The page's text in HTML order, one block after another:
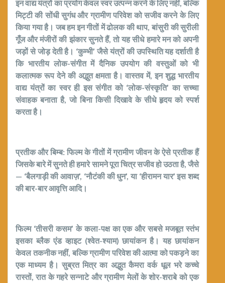
इन वाद्य यंत्रों का प्रयोग केवल स्वर उत्पन्न करने के लिए नहीं, बल्कि
मिट्टी की सोंधी सुगंध और ग्रामीण परिवेश को सजीव करने के लिए
किया गया है। जब हम इन गीतों में ढोलक की थाप, बांसुरी की सुरीली
गूँज और मंजीरों की झंकार सुनते हैं, तो यह सीधे हमारे मन को अपनी
जड़ों से जोड़ देती है। ‘कुम्भी’ जैसे यंत्रों की उपस्थिति यह दर्शाती है
कि भारतीय लोक-संगीत में दैनिक उपयोग की वस्तुओं को भी
कलात्मक रूप देने की अद्भुत क्षमता है। वास्तव में, इन शुद्ध भारतीय
वाद्य यंत्रों का स्वर ही इस संगीत को ‘लोक-संस्कृति’ का सच्चा
संवाहक बनाता है, जो बिना किसी दिखावे के सीधे हृदय को स्पर्श
करता है।
प्रतीक और बिम्ब: फिल्म के गीतों में ग्रामीण जीवन के ऐसे प्रतीक हैं
जिसके बारे में सुनते ही हमारे सामने पूरा चित्र सजीव हो उठता है, जैसे
— ‘बैलगाड़ी की आवाज़’, ‘नौटंकी की धुन’, या ‘हीरामन यार’ इस शब्द
की बार-बार आवृत्ति आदि।
फिल्म ‘तीसरी कसम’ के कला-पक्ष का एक और सबसे मजबूत स्तंभ
इसका ब्लैक एंड व्हाइट (श्वेत-श्याम) छायांकन है। यह छायांकन
केवल तकनीक नहीं, बल्कि ग्रामीण परिवेश की आत्मा को पकड़ने का
एक माध्यम है। सुब्रत मित्र का अद्भुत कैमरा वर्क धूल भरे कच्चे
रास्तों, रात के गहरे सन्नाटे और ग्रामीण मेलों के शोर-शराबे को एक